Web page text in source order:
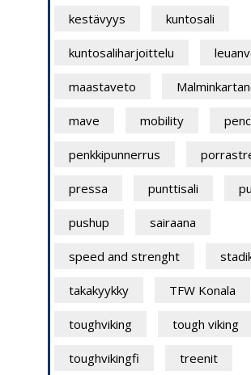
kestävyys kuntosali
kuntosaliharjoittelu
maastaveto
mave mobility
penkkipunnerrus
pressa punttisali
pushup sairaana
speed and strenght
takakyykky TFW Konala
toughviking tough viking
toughvikingfi treenit